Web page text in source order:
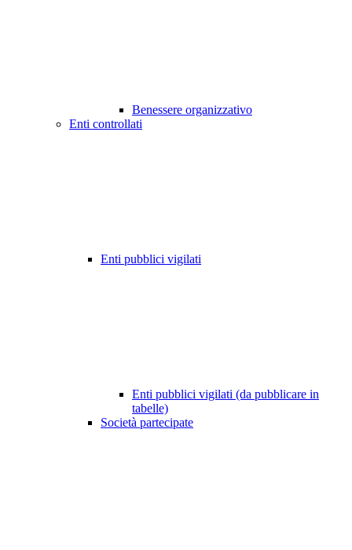
Benessere organizzativo
Enti controllati
Enti pubblici vigilati
Enti pubblici vigilati (da pubblicare in
tabelle)
Società partecipate